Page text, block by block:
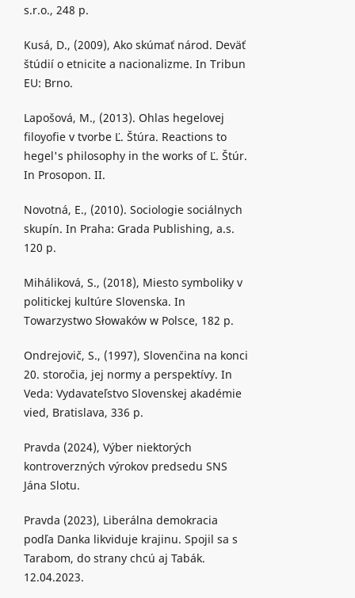
s.r.o., 248 p.
Kusá, D., (2009), Ako skúmať národ. Deväť
štúdií o etnicite a nacionalizme. In Tribun
EU: Brno.
Lapošová, M., (2013). Ohlas hegelovej
filoyofie v tvorbe Ľ. Štúra. Reactions to
hegel's philosophy in the works of Ľ. Štúr.
In Prosopon. II.
Novotná, E., (2010). Sociologie sociálnych
skupín. In Praha: Grada Publishing, a.s.
120 p.
Miháliková, S., (2018), Miesto symboliky v
politickej kultúre Slovenska. In
Towarzystwo Słowaków w Polsce, 182 p.
Ondrejovič, S., (1997), Slovenčina na konci
20. storočia, jej normy a perspektívy. In
Veda: Vydavateľstvo Slovenskej akadémie
vied, Bratislava, 336 p.
Pravda (2024), Výber niektorých
kontroverzných výrokov predsedu SNS
Jána Slotu.
Pravda (2023), Liberálna demokracia
podľa Danka likviduje krajinu. Spojil sa s
Tarabom, do strany chcú aj Tabák.
12.04.2023.